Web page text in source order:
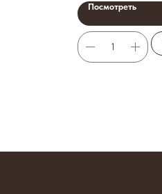
Посмотреть